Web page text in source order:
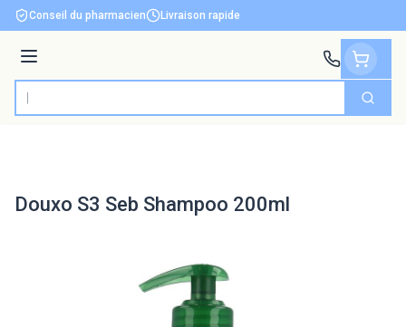
Aller au contenu
Conseil du pharmacien Livraison rapide
Menu
Rechercher
Douxo S3 Seb Shampoo 200ml